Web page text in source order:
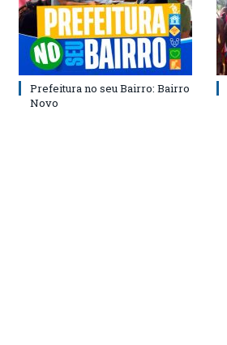
Prefeitura no seu Bairro: Bairro
Novo